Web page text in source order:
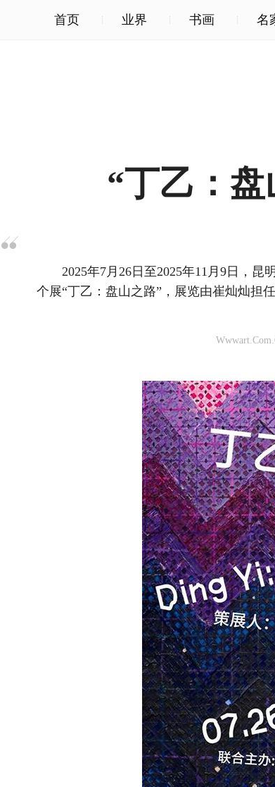
首页 业界 书画 名
“丁乙：
2025年7月26日至2025年11月9日，昆
个展“丁乙：盘山之路”，展览由崔灿灿担